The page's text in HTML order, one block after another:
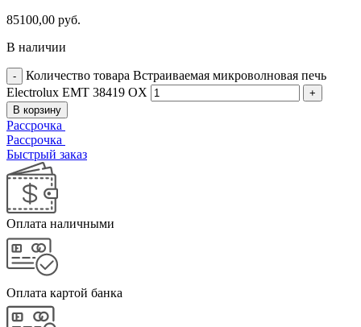
85100,00 руб.
В наличии
Количество товара Встраиваемая микроволновая печь
Electrolux EMT 38419 OX
В корзину
Рассрочка
Рассрочка
Быстрый заказ
Оплата наличными
Оплата картой банка